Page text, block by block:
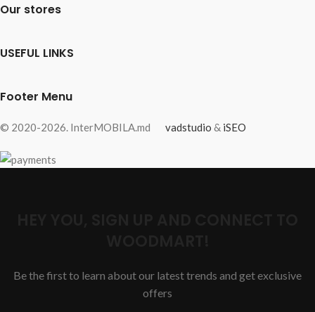
Our stores
USEFUL LINKS
Footer Menu
© 2020-2026. InterMOBILA.md vadstudio & iSEO
Be the first to learn about our latest trends and get exclusive
offers